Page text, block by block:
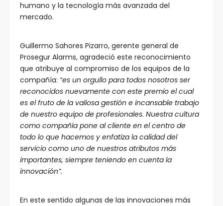
humano y la tecnología más avanzada del
mercado.
Guillermo Sahores Pizarro, gerente general de
Prosegur Alarms, agradeció este reconocimiento
que atribuye al compromiso de los equipos de la
compañía: “es un orgullo para todos nosotros ser
reconocidos nuevamente con este premio el cual
es el fruto de la valiosa gestión e incansable trabajo
de nuestro equipo de profesionales. Nuestra cultura
como compañía pone al cliente en el centro de
todo lo que hacemos y enfatiza la calidad del
servicio como uno de nuestros atributos más
importantes, siempre teniendo en cuenta la
innovación”.
En este sentido algunas de las innovaciones más